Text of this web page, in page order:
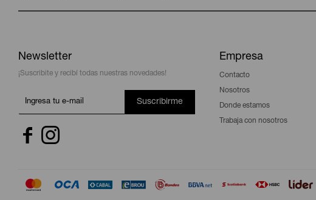
Newsletter
¡Suscribite y recibí todas nuestras novedades!
Suscribirme
 
Empresa
Contacto
Nosotros
Donde estamos
Trabaja con nosotros